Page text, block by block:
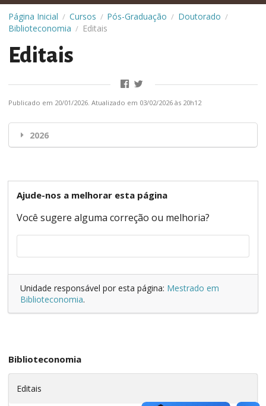
Página Inicial / Cursos / Pós-Graduação / Doutorado /
Biblioteconomia / Editais
Editais
Publicado em 20/01/2026. Atualizado em 03/02/2026 às 20h12
2026
Ajude-nos a melhorar esta página
Você sugere alguma correção ou melhoria?
Unidade responsável por esta página: Mestrado em
Biblioteconomia.
Biblioteconomia
Editais